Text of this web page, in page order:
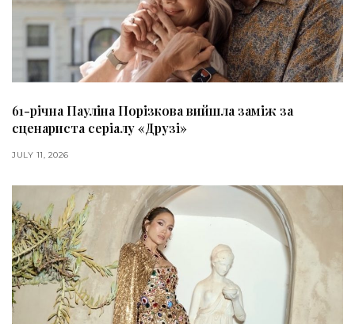
61-річна Пауліна Порізкова вийшла заміж за
сценариста серіалу «Друзі»
JULY 11, 2026